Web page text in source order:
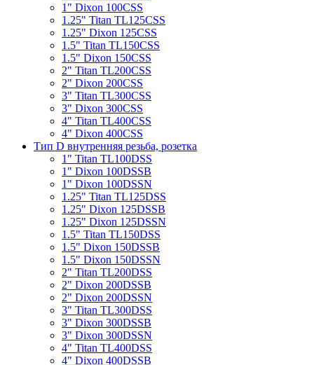
1" Dixon 100CSS
1.25" Titan TL125CSS
1.25" Dixon 125CSS
1.5" Titan TL150CSS
1.5" Dixon 150CSS
2" Titan TL200CSS
2" Dixon 200CSS
3" Titan TL300CSS
3" Dixon 300CSS
4" Titan TL400CSS
4" Dixon 400CSS
Тип D внутренняя резьба, розетка
1" Titan TL100DSS
1" Dixon 100DSSB
1" Dixon 100DSSN
1.25" Titan TL125DSS
1.25" Dixon 125DSSB
1.25" Dixon 125DSSN
1.5" Titan TL150DSS
1.5" Dixon 150DSSB
1.5" Dixon 150DSSN
2" Titan TL200DSS
2" Dixon 200DSSB
2" Dixon 200DSSN
3" Titan TL300DSS
3" Dixon 300DSSB
3" Dixon 300DSSN
4" Titan TL400DSS
4" Dixon 400DSSB